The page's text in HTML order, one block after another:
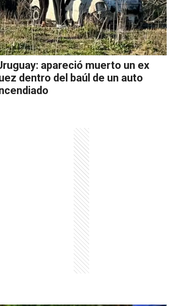
apareció muerto un ex
dentro del baúl de un auto